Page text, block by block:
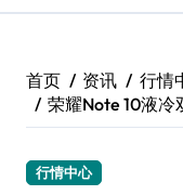
首页 资讯 行情
荣耀Note 10液冷
行情中心